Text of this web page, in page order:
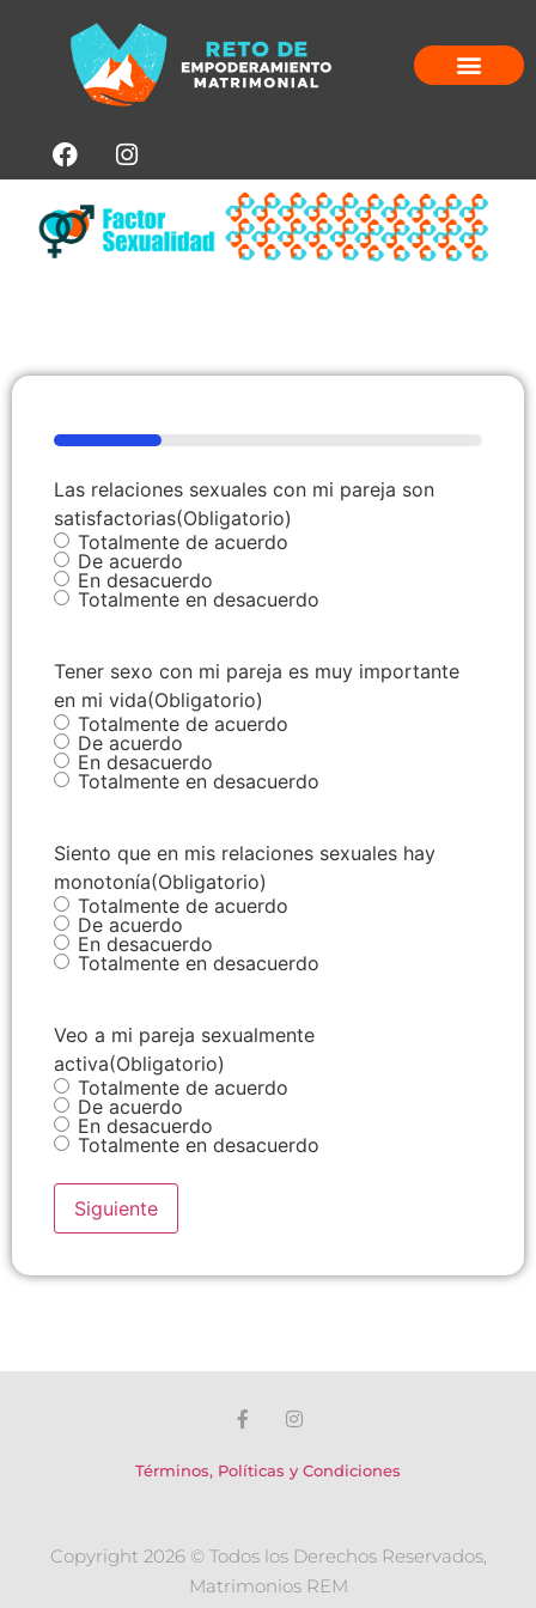
25%
Las relaciones sexuales con mi pareja son
satisfactorias(Obligatorio)
Totalmente de acuerdo
De acuerdo
En desacuerdo
Totalmente en desacuerdo
Tener sexo con mi pareja es muy importante
en mi vida(Obligatorio)
Totalmente de acuerdo
De acuerdo
En desacuerdo
Totalmente en desacuerdo
Siento que en mis relaciones sexuales hay
monotonía(Obligatorio)
Totalmente de acuerdo
De acuerdo
En desacuerdo
Totalmente en desacuerdo
Veo a mi pareja sexualmente
activa(Obligatorio)
Totalmente de acuerdo
De acuerdo
En desacuerdo
Totalmente en desacuerdo
Términos, Políticas y Condiciones
Copyright 2026 © Todos los Derechos Reservados,
Matrimonios REM